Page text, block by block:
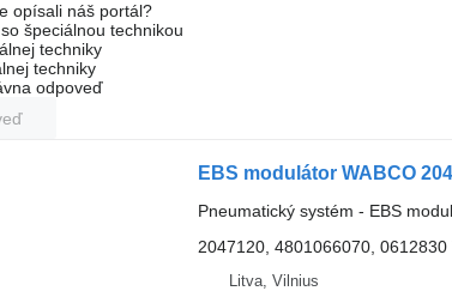
opísali náš portál?
špeciálnou technikou
techniky
techniky
odpoveď
EBS modulátor WABCO
Pneumatický systém - EBS
2047120, 4801066070,
Litva, Vilnius